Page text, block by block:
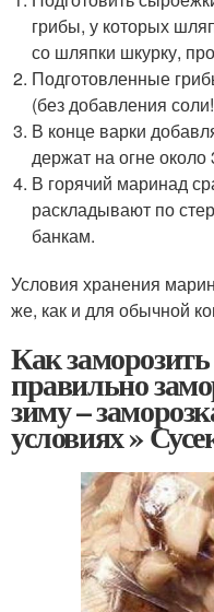
грибы, у которых
со шляпки шкурку,
Подготовленные
(без добавления
В конце варки
держат на огне
В горячий маринад
раскладывают по
банкам.
Условия хранения
же, как и для обычной
Как
правильно
зиму –
условиях »